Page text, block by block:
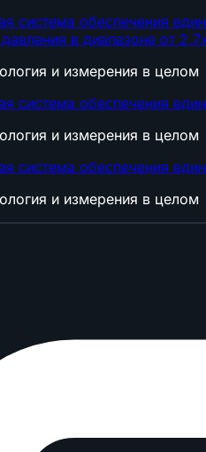
система обеспечения
в диапазоне от
и измерения в целом
обеспечения
и измерения в целом
система обеспечения
и измерения в целом